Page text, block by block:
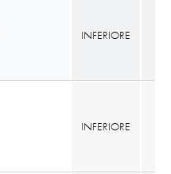
INFERIORE
INFERIORE